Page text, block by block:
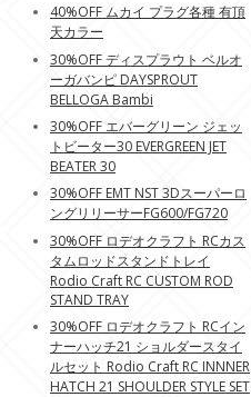
40%OFF ムカイ プラグ各種 有頂
天カラー
30%OFF ディスプラウト ベルオ
ーガバンピ DAYSPROUT
BELLOGA Bambi
30%OFF エバーグリーン ジェッ
トビーター30 EVERGREEN JET
BEATER 30
30%OFF EMT NST 3Dスーパーロ
ングリリーサーFG600/FG720
30%OFF ロデオクラフト RCカス
タムロッドスタンドトレイ
Rodio Craft RC CUSTOM ROD
STAND TRAY
30%OFF ロデオクラフト RCイン
ナーハッチ21 ショルダースタイ
ルセット Rodio Craft RC INNNER
HATCH 21 SHOULDER STYLE SET